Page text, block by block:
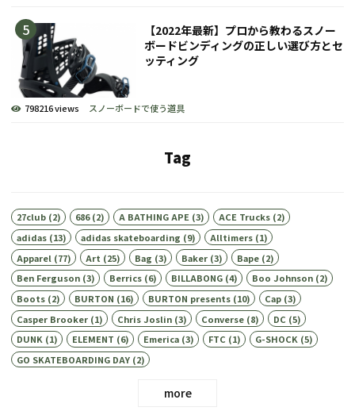
【2022年最新】プロから教わるスノー
ボードビンディングの正しい選び方とセ
ッティング
798216 views スノーボードで使う道具
Tag
27club(2) 686(2) A BATHING APE(3) ACE Trucks(2)
adidas(13) adidas skateboarding (9) Alltimers(1)
Apparel (77) Art (25) Bag (3) Baker(3) Bape(2)
Ben Ferguson(3) Berrics(6) BILLABONG(4) Boo Johnson(2)
Boots(2) BURTON (16) BURTON presents(10) Cap(3)
Casper Brooker(1) Chris Joslin(3) Converse(8) DC (5)
DUNK(1) ELEMENT (6) Emerica(3) FTC (1) G-SHOCK(5)
GO SKATEBOARDING DAY(2)
more